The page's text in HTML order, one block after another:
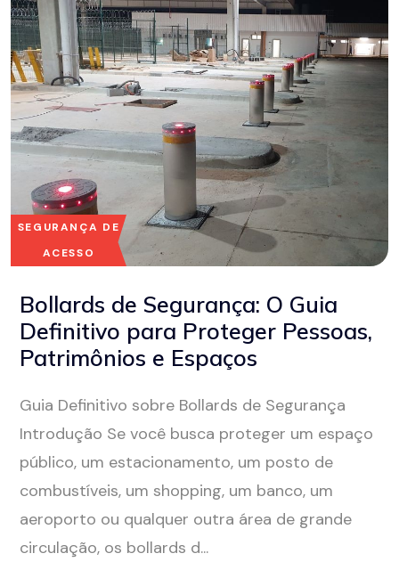
SEGURANÇA DE
ACESSO
Bollards de Segurança: O Guia
Definitivo para Proteger Pessoas,
Patrimônios e Espaços
Guia Definitivo sobre Bollards de Segurança
Introdução Se você busca proteger um espaço
público, um estacionamento, um posto de
combustíveis, um shopping, um banco, um
aeroporto ou qualquer outra área de grande
circulação, os bollards d...